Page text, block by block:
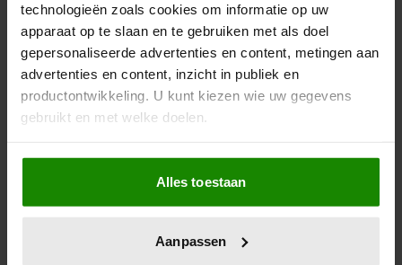
technologieën zoals cookies om informatie op uw
apparaat op te slaan en te gebruiken met als doel
gepersonaliseerde advertenties en content, metingen aan
advertenties en content, inzicht in publiek en
productontwikkeling. U kunt kiezen wie uw gegevens
gebruikt en met welke doelen.
Als u het toestaat, willen we ook graag:
Informatie verzamelen over uw geografische
locatie, die tot een paar meter nauwkeurig kan zijn
scannen op specifieke eigenschappen (fingerprinting)
Alles toestaan
Aanpassen